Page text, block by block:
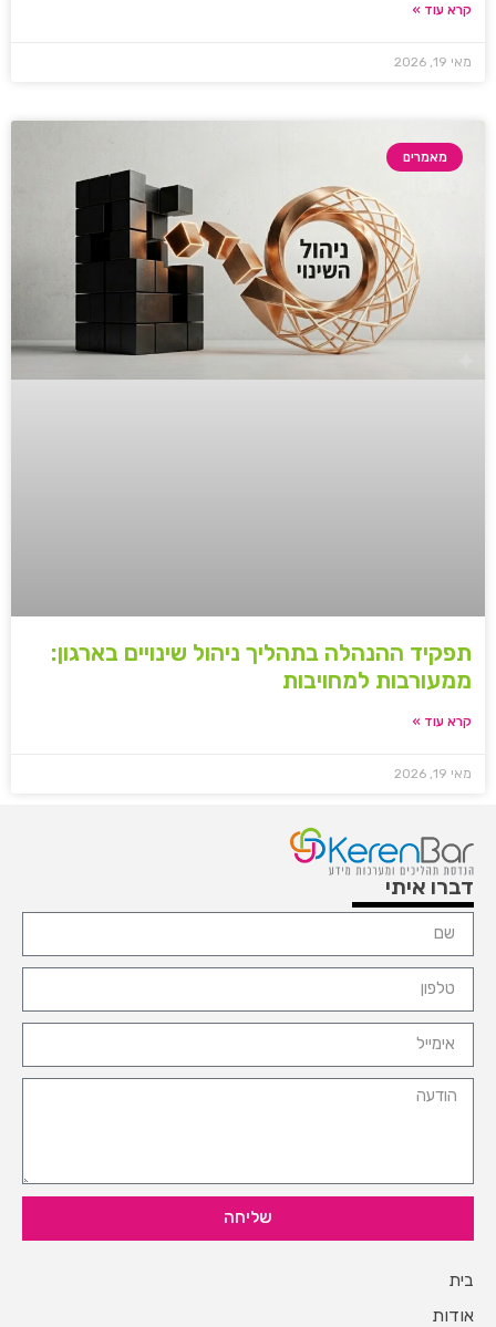
קרא עוד »
מאי 19, 2026
מאמרים
תפקיד ההנהלה בתהליך ניהול שינויים בארגון:
ממעורבות למחויבות
קרא עוד »
מאי 19, 2026
דברו איתי
שליחה
בית
אודות